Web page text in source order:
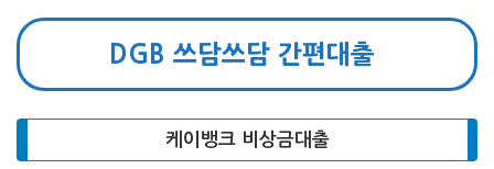
DGB 쓰담쓰담 간편대출
케이뱅크 비상금대출